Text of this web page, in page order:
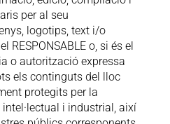
per al seu
logotips, text i/o
RESPONSABLE o, si és el
o autorització expressa
els continguts del lloc
protegits per la
i industrial, així